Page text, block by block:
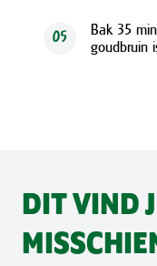
05
Bak 35
goudbruin
DIT VIND